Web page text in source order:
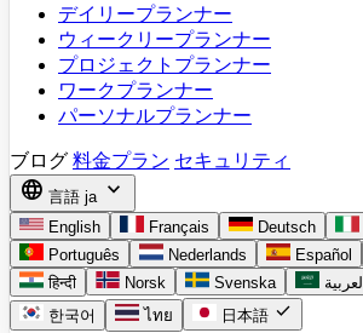
デイリープランナー
ウィークリープランナー
プロジェクトプランナー
ワークプランナー
パーソナルプランナー
ブログ 料金プラン セキュリティ
language 言語 ja expand_more
English Français Deutsch
Português
Nederlands Español
हिन्दी
Norsk Svenska العربية
한국어
ไทย 日本語 check